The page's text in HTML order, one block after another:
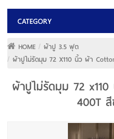
HOME
ผ้าปู 3.5 ฟุต
ผ้าปูไม่รัดมุม 72 X110 นิ้ว ผ้า
ผ้าปูไม่รัดมุม 72
400T